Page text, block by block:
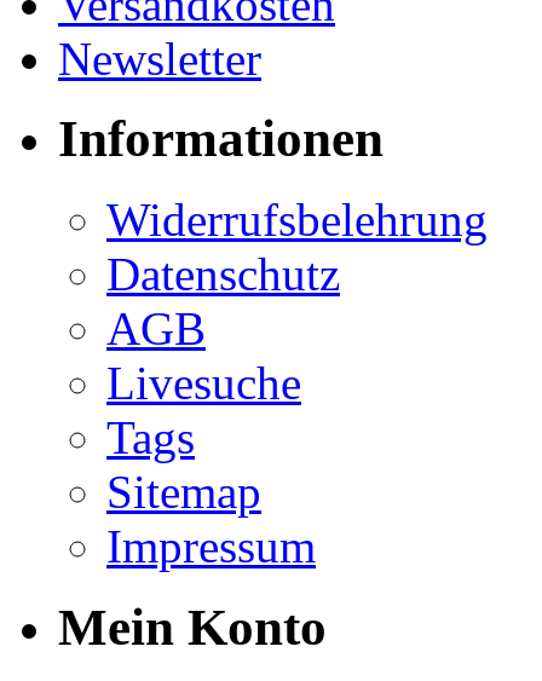
Newsletter
Informationen
Widerrufsbelehrung
Datenschutz
AGB
Livesuche
Tags
Sitemap
Impressum
Mein Konto